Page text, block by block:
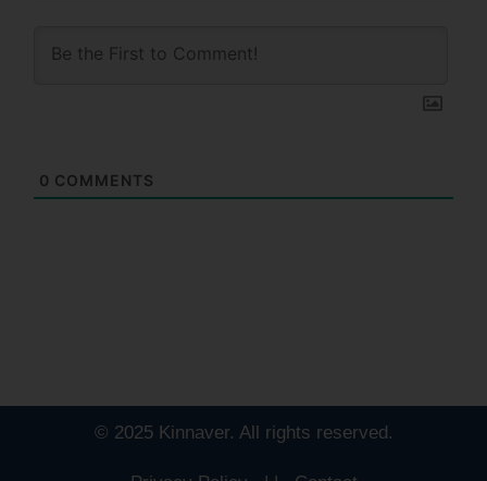
0 COMMENTS
© 2025 Kinnaver. All rights reserved.